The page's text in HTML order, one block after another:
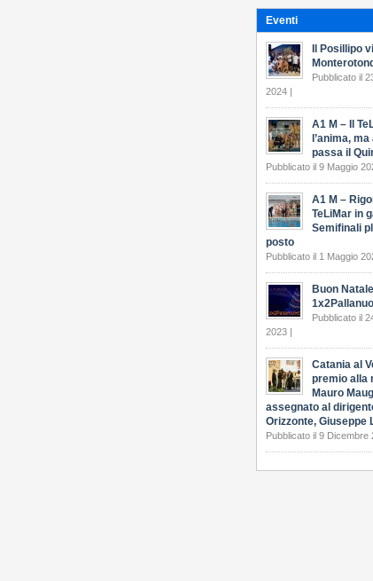
Eventi
Il Posillipo
Pubblicato il
2024 |
A1 M – Il
l’anima,
passa il
Pubblicato il 9 Maggio
A1 M –
TeLiMar in
Semifinali
posto
Pubblicato il 1 Maggio
Buon
Pubblicato il
2023 |
Catania al
premio alla
Mauro
assegnato al
Orizzonte, Giuseppe
Pubblicato il 9 Dicembre